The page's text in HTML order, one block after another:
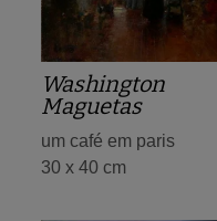
Washington
Maguetas
um café em paris
30 x 40 cm